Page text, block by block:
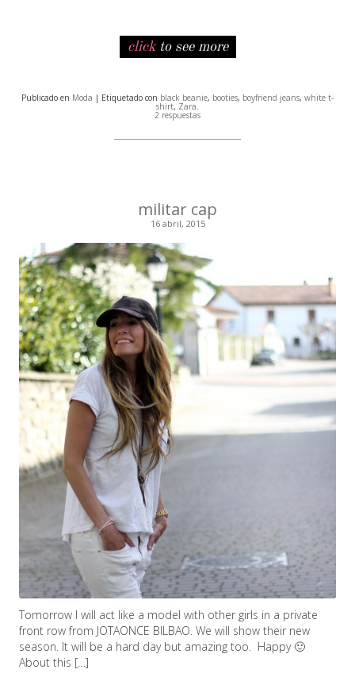
clickto see more
Publicado en Moda | Etiquetado con black beanie, booties, boyfriend jeans, white t-
shirt, Zara
2 respuestas
militar cap
16 abril, 2015
Tomorrow I will act like a model with other girls in a private
front row from JOTAONCE BILBAO. We will show their new
season. It will be a hard day but amazing too. Happy 🙂
About this […]